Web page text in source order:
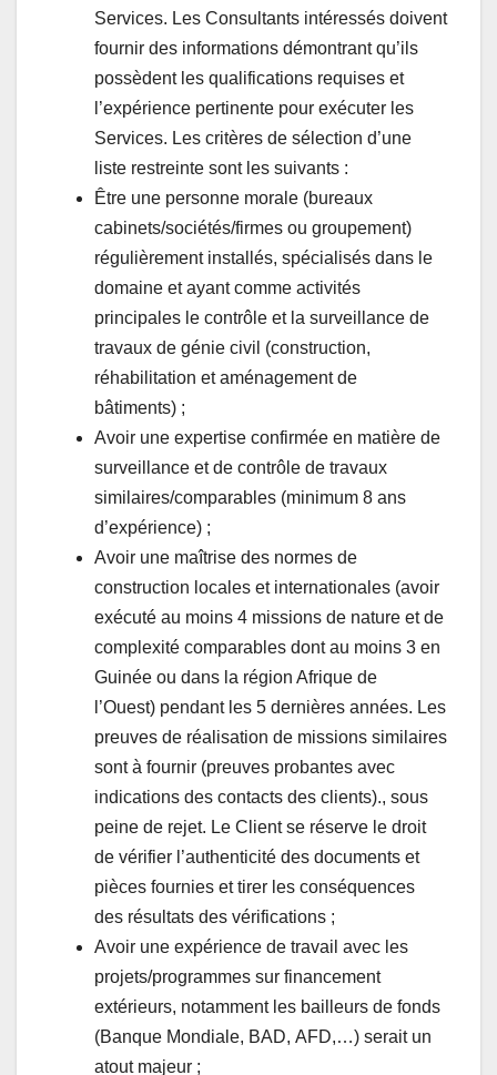
Services. Les Consultants intéressés doivent
fournir des informations démontrant qu’ils
possèdent les qualifications requises et
l’expérience pertinente pour exécuter les
Services. Les critères de sélection d’une
liste restreinte sont les suivants :
Être une personne morale (bureaux
cabinets/sociétés/firmes ou groupement)
régulièrement installés, spécialisés dans le
domaine et ayant comme activités
principales le contrôle et la surveillance de
travaux de génie civil (construction,
réhabilitation et aménagement de
bâtiments) ;
Avoir une expertise confirmée en matière de
surveillance et de contrôle de travaux
similaires/comparables (minimum 8 ans
d’expérience) ;
Avoir une maîtrise des normes de
construction locales et internationales (avoir
exécuté au moins 4 missions de nature et de
complexité comparables dont au moins 3 en
Guinée ou dans la région Afrique de
l’Ouest) pendant les 5 dernières années. Les
preuves de réalisation de missions similaires
sont à fournir (preuves probantes avec
indications des contacts des clients)., sous
peine de rejet. Le Client se réserve le droit
de vérifier l’authenticité des documents et
pièces fournies et tirer les conséquences
des résultats des vérifications ;
Avoir une expérience de travail avec les
projets/programmes sur financement
extérieurs, notamment les bailleurs de fonds
(Banque Mondiale, BAD, AFD,…) serait un
atout majeur ;